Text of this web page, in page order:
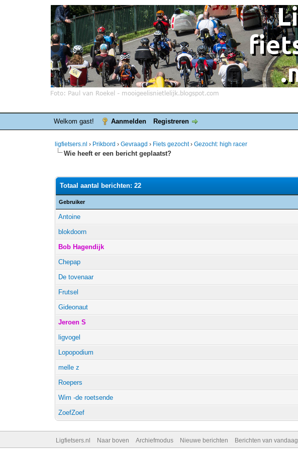
Welkom gast! Aanmelden Registreren
ligfietsers.nl › Prikbord ›Gevraagd › Fiets gezocht›Gezocht: high racer
Wie heeft er een bericht geplaatst?
Totaal aantal berichten: 22
Gebruiker
Antoine
blokdoorn
Bob Hagendijk
Chepap
De tovenaar
Frutsel
Gideonaut
Jeroen S
ligvogel
Lopopodium
melle z
Roepers
Wim -de roetsende
ZoefZoef
Ligfietsers.nl Naar boven Archiefmodus Nieuwe berichten Berichten van vandaag